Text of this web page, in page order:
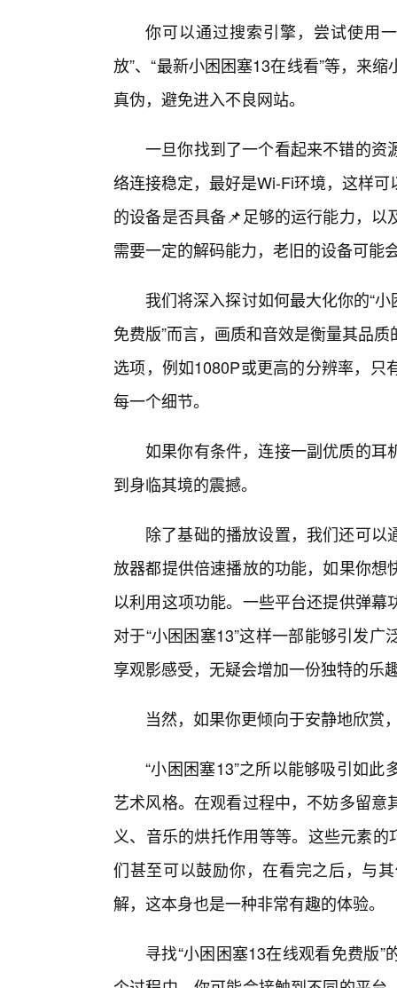
你可以通过搜索引擎，尝试使用
放”、“最新小困困塞13在线看”等，来
真伪，避免进入不良网站。
一旦你找到了一个看起来不错的资
络连接稳定，最好是Wi-Fi环境，这样
的设备是否具备📌足够的运行能力，
需要一定的解码能力，老旧的设备可能
我们将深入探讨如何最大化你的“
免费版”而言，画质和音效是衡量其品
选项，例如1080P或更高的分辨率，
每一个细节。
如果你有条件，连接一副优质的耳
到身临其境的震撼。
除了基础的播放设置，我们还可
放器都提供倍速播放的功能，如果你
以利用这项功能。一些平台还提供弹
对于“小困困塞13”这样一部能够引发
享观影感受，无疑会增加一份独特的乐
当然，如果你更倾向于安静地欣赏
“小困困塞13”之所以能够吸引如
艺术风格。在观看过程中，不妨多留
义、音乐的烘托作用等等。这些元素
们甚至可以鼓励你，在看完之后，与
解，这本身也是一种非常有趣的体验。
寻找“小困困塞13在线观看免费版